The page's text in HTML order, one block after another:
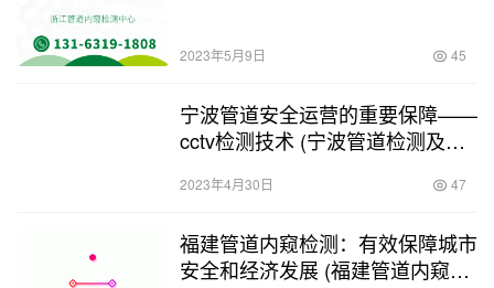
2023年5月9日 45
宁波管道安全运营的重要保障——
cctv检测技术 (宁波管道检测及
2023年4月30日 47
福建管道内窥检测：有效保障城市
安全和经济发展 (福建管道内窥检